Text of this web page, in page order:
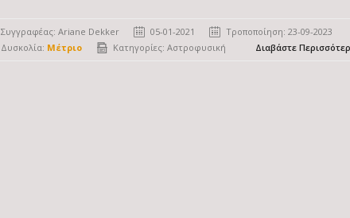
Συγγραφέας:Ariane Dekker 05-01-2021
Τροποποίηση: 23-09-2023
Δυσκολία: Μέτριο Κατηγορίες:Αστροφυσική Διαβάστε